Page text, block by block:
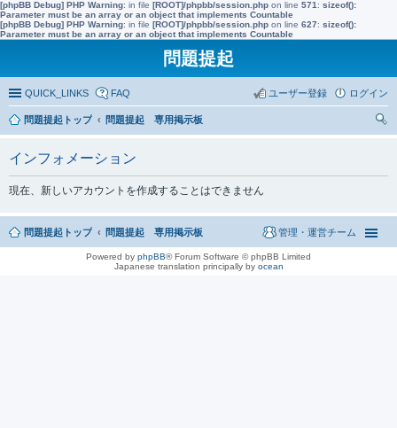
[phpBB Debug] PHP Warning: in file [ROOT]/phpbb/session.php on line 571 : sizeof():
Parameter must be an array or an object that implements Countable
[phpBB Debug] PHP Warning: in file [ROOT]/phpbb/session.php on line 627: sizeof():
Parameter must be an array or an object that implements Countable
問題提起
QUICK_LINKS FAQ ログイン
ユーザー登録
問題提起トップ
問題提起 専用掲示板
インフォメーション
現在、新しいアカウントを作成することはできません
問題提起トップ 問題提起 専用掲示板 管理・運営チーム
Powered by phpBB® Forum Software © phpBB Limited
Japanese translation principally by ocean